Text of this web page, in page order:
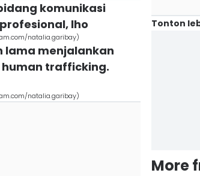
komunikasi
lho
natalia.garibay)
lama menjalankan
trafficking.
natalia.garibay)
Tonton
More